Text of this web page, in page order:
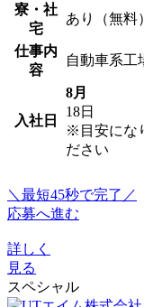
寮・社
宅
あり（無料）
仕事内
容
自動車系工
入社日
8月
18日
※目安にな
ださい
＼最短45秒で完了／
応募へ進む
詳しく
見る
スペシャル